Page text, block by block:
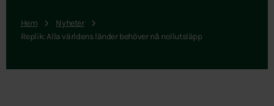
Hem
Nyheter
Replik: Alla världens länder behöver nå nollutsläpp